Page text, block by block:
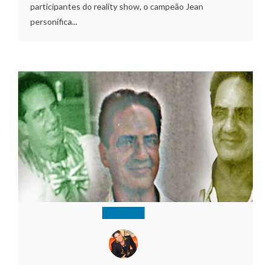
participantes do reality show, o campeão Jean
personifica...